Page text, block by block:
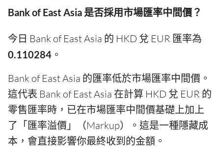
Bank of East Asia 是否採用市場匯率中間價？
今日 Bank of East Asia 的 HKD 兌 EUR 匯率為
0.110284 。
Bank of East Asia 的匯率低於市場匯率中間價。
這代表 Bank of East Asia 在計算 HKD 兌 EUR 的
零售匯率時，已在市場匯率中間價基礎上加上
了「匯率溢價」（Markup）。這是一種隱藏成
本，會直接影響你最終收到的金額。